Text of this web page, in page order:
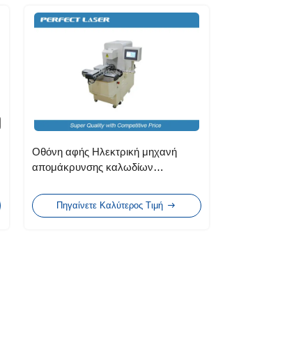
Οθόνη αφής Ηλεκτρική μηχανή
απομάκρυνσης καλωδίων
κεφαλές
Πηγαίνετε Καλύτερος Τιμή